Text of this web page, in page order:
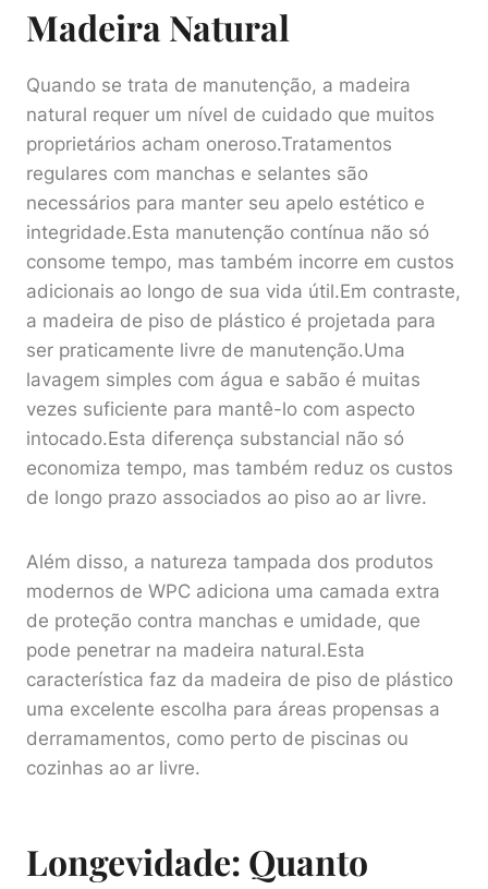
Madeira Natural
Quando se trata de manutenção, a madeira
natural requer um nível de cuidado que muitos
proprietários acham oneroso.Tratamentos
regulares com manchas e selantes são
necessários para manter seu apelo estético e
integridade.Esta manutenção contínua não só
consome tempo, mas também incorre em custos
adicionais ao longo de sua vida útil.Em contraste,
a madeira de piso de plástico é projetada para
ser praticamente livre de manutenção.Uma
lavagem simples com água e sabão é muitas
vezes suficiente para mantê-lo com aspecto
intocado.Esta diferença substancial não só
economiza tempo, mas também reduz os custos
de longo prazo associados ao piso ao ar livre.
Além disso, a natureza tampada dos produtos
modernos de WPC adiciona uma camada extra
de proteção contra manchas e umidade, que
pode penetrar na madeira natural.Esta
característica faz da madeira de piso de plástico
uma excelente escolha para áreas propensas a
derramamentos, como perto de piscinas ou
cozinhas ao ar livre.
Longevidade: Quanto